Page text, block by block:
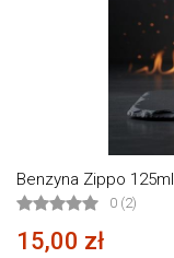
Benzyna Zippo 125ml
0 (2)
15,00 zł